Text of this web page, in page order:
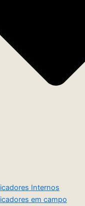
Internos
em campo